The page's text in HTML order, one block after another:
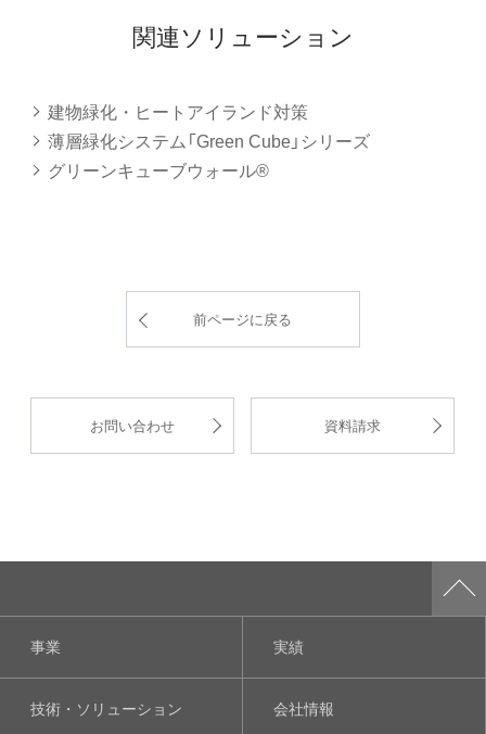
関連ソリューション
建物緑化・ヒートアイランド対策
薄層緑化システム「Green Cube」シリーズ
グリーンキューブウォール®
前ページに戻る
お問い合わせ 資料請求
事業 実績
技術・ソリューション 会社情報